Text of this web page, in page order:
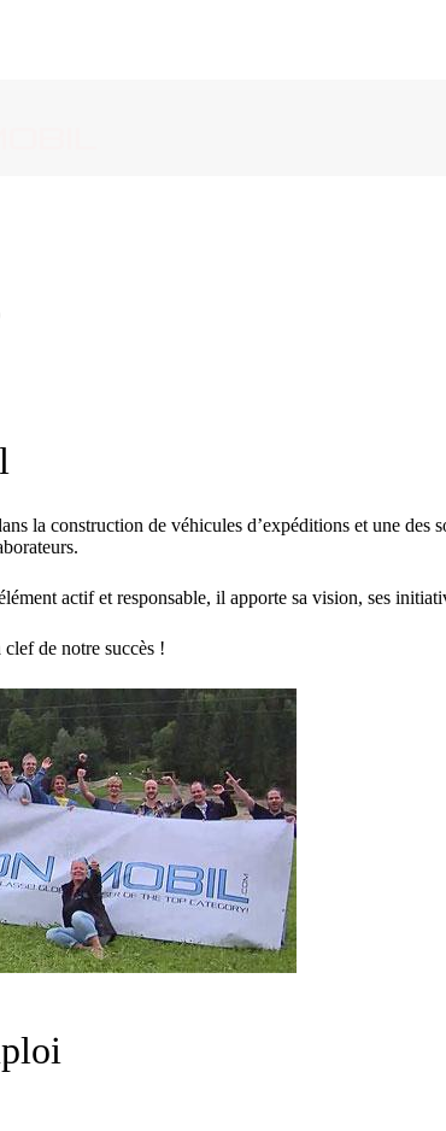
la construction de véhicules d’expéditions et une
actif et responsable, il apporte sa vision, ses
de notre succès !